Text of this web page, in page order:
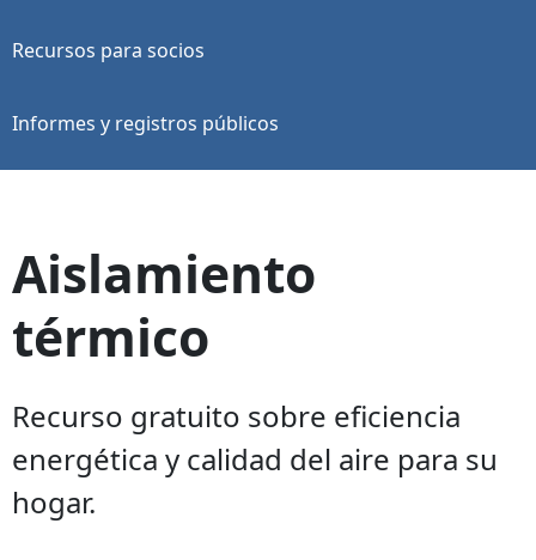
Recursos para socios
Informes y registros públicos
Aislamiento
térmico
Recurso gratuito sobre eficiencia
energética y calidad del aire para su
hogar.